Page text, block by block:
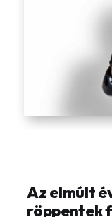
Az elmúlt
röppentek